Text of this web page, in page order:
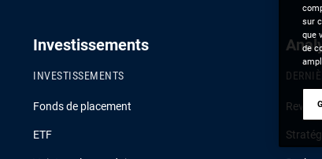
Investissements
INVESTISSEMENTS
Fonds de placement
ETF
Revue
sur
que
de